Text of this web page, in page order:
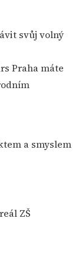
svůj volný
Praha máte
a smyslem
ZŠ